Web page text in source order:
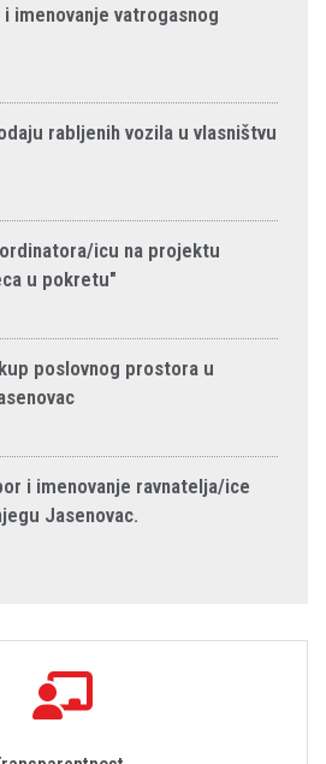
imenovanje vatrogasnog
rabljenih vozila u vlasništvu
icu na projektu
u pokretu"
poslovnog prostora u
i imenovanje ravnatelja/ice
Jasenovac.